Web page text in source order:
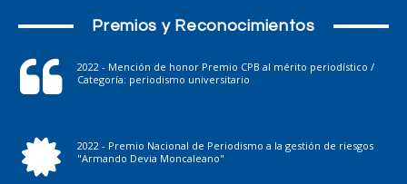
Premios y Reconocimientos
2022 - Mención de honor Premio CPB al mérito periodístico /
Categoría: periodismo universitario
2022 - Premio Nacional de Periodismo a la gestión de riesgos
"Armando Devia Moncaleano"